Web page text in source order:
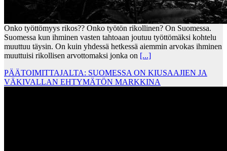
Onko työttömyys rikos?? Onko työtön rikollinen? On Suomessa.
Suomessa kun ihminen vasten tahtoaan joutuu työttömäksi kohtelu
muuttuu täysin. On kuin yhdessä hetkessä aiemmin arvokas ihminen
muuttuisi rikollisen arvottomaksi jonka on [...]
PÄÄTOIMITTAJALTA: SUOMESSA ON KIUSAAJIEN JA
VÄKIVALLAN EHTYMÄTÖN MARKKINA